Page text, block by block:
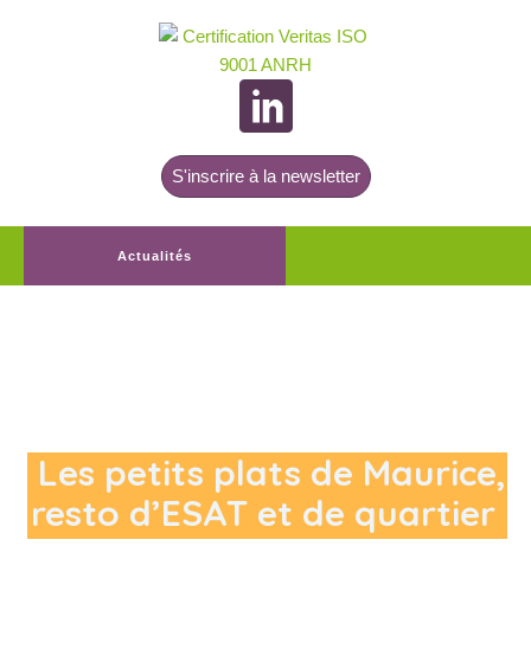
S'inscrire à la newsletter
Actualités
Les petits plats de Maurice,
resto d’ESAT et de quartier